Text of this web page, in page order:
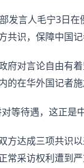
发言人毛宁3日
识，保障中国
府对言论自由有
在华外国记者
等待遇，这正是
方达成三项共识
常采访权利遭到